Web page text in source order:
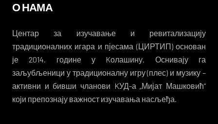
О НАМА
Центар за изучавање и ревитализацију
традиционалних игара и пјесама (ЦИРТИП) основан
је 2014. године у Kолашину. Оснивају га
заљубљеници у традиционалну игру (плес) и музику –
активни и бивши чланови KУД-а „Мијат Машковић“
који препознају важност изучавања насљеђа.